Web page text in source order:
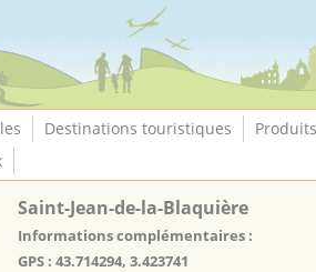
Destinations touristiques
Saint-Jean-de-la-Blaquière
Informations complémentaires :
GPS : 43.714294, 3.423741